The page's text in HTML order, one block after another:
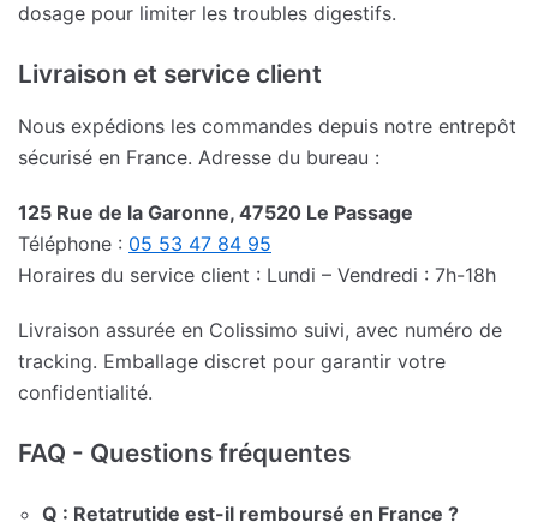
dosage pour limiter les troubles digestifs.
Livraison et service client
Nous expédions les commandes depuis notre entrepôt
sécurisé en France. Adresse du bureau :
125 Rue de la Garonne, 47520 Le Passage
Téléphone : 05 53 47 84 95
Horaires du service client : Lundi – Vendredi : 7h-18h
Livraison assurée en Colissimo suivi, avec numéro de
tracking. Emballage discret pour garantir votre
confidentialité.
FAQ - Questions fréquentes
Q : Retatrutide est-il remboursé en France ?